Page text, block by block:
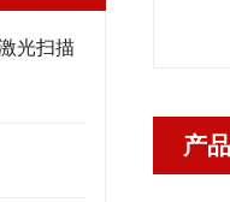
光扫描
产